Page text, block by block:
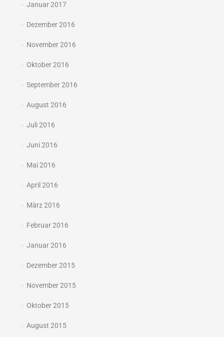
Januar 2017
Dezember 2016
November 2016
Oktober 2016
September 2016
August 2016
Juli 2016
Juni 2016
Mai 2016
April 2016
März 2016
Februar 2016
Januar 2016
Dezember 2015
November 2015
Oktober 2015
August 2015